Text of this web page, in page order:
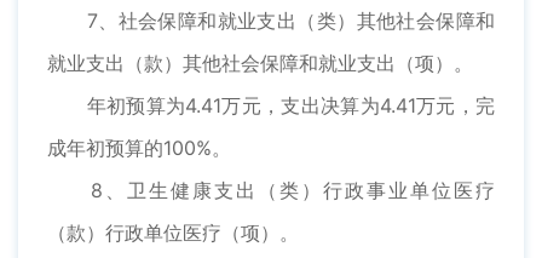
7、社会保障和就业支出（类）其他社会保障和
就业支出（款）其他社会保障和就业支出（项）。
年初预算为4.41万元，支出决算为4.41万元，完
成年初预算的100%。
8、卫生健康支出（类）行政事业单位医疗
（款）行政单位医疗（项）。